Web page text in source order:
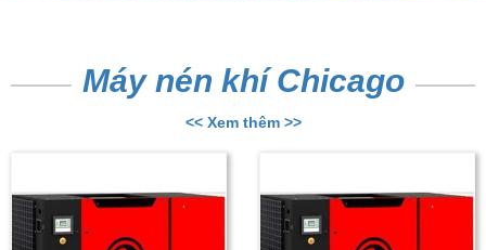
Máy nén khí Chicago
<< Xem thêm >>